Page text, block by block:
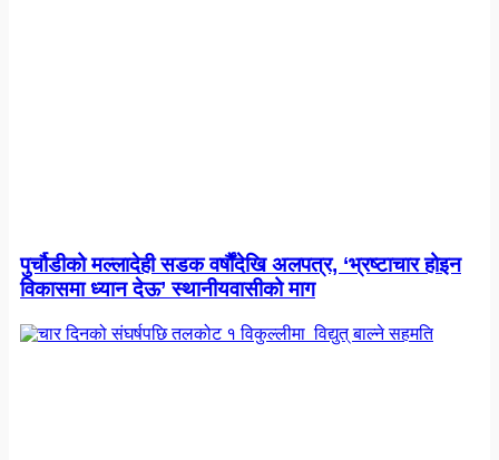
पुर्चौडीको मल्लादेही सडक वर्षौंदेखि अलपत्र, ‘भ्रष्टाचार होइन
विकासमा ध्यान देऊ’ स्थानीयवासीको माग